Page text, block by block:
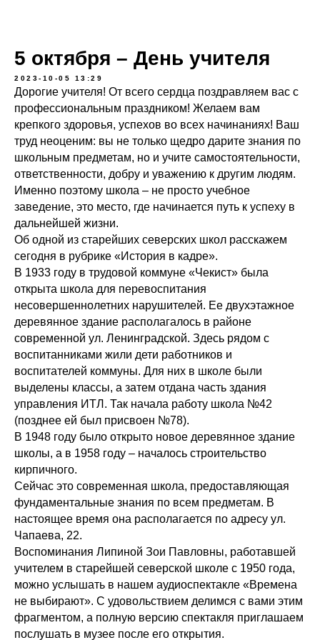
5 октября – День учителя
2023-10-05 13:29
Дорогие учителя! От всего сердца поздравляем вас с
профессиональным праздником! Желаем вам
крепкого здоровья, успехов во всех начинаниях! Ваш
труд неоценим: вы не только щедро дарите знания по
школьным предметам, но и учите самостоятельности,
ответственности, добру и уважению к другим людям.
Именно поэтому школа – не просто учебное
заведение, это место, где начинается путь к успеху в
дальнейшей жизни.
Об одной из старейших северских школ расскажем
сегодня в рубрике «История в кадре».
В 1933 году в трудовой коммуне «Чекист» была
открыта школа для перевоспитания
несовершеннолетних нарушителей. Ее двухэтажное
деревянное здание располагалось в районе
современной ул. Ленинградской. Здесь рядом с
воспитанниками жили дети работников и
воспитателей коммуны. Для них в школе были
выделены классы, а затем отдана часть здания
управления ИТЛ. Так начала работу школа №42
(позднее ей был присвоен №78).
В 1948 году было открыто новое деревянное здание
школы, а в 1958 году – началось строительство
кирпичного.
Сейчас это современная школа, предоставляющая
фундаментальные знания по всем предметам. В
настоящее время она располагается по адресу ул.
Чапаева, 22.
Воспоминания Липиной Зои Павловны, работавшей
учителем в старейшей северской школе с 1950 года,
можно услышать в нашем аудиоспектакле «Времена
не выбирают». С удовольствием делимся с вами этим
фрагментом, а полную версию спектакля приглашаем
послушать в музее после его открытия.